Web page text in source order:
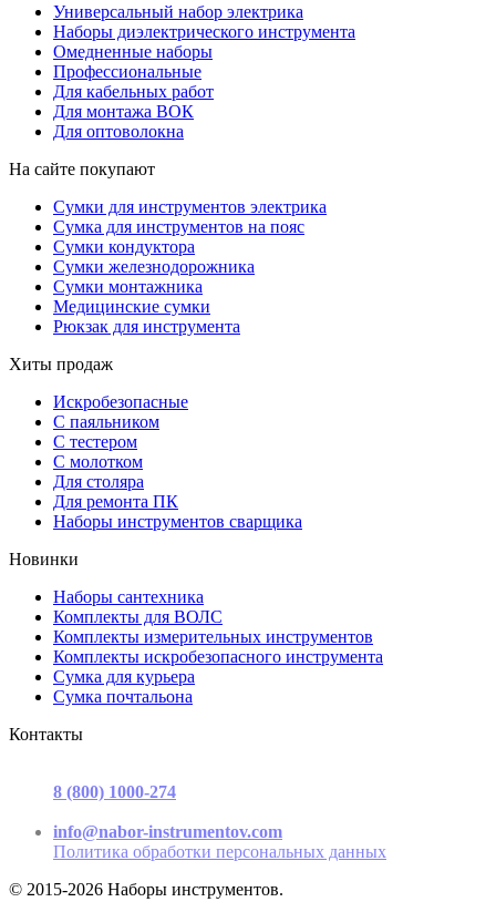
Универсальный набор электрика
Наборы диэлектрического инструмента
Омедненные наборы
Профессиональные
Для кабельных работ
Для монтажа ВОК
Для оптоволокна
На сайте покупают
Сумки для инструментов электрика
Сумка для инструментов на пояс
Сумки кондуктора
Сумки железнодорожника
Сумки монтажника
Медицинские сумки
Рюкзак для инструмента
Хиты продаж
Искробезопасные
С паяльником
С тестером
С молотком
Для столяра
Для ремонта ПК
Наборы инструментов сварщика
Новинки
Наборы сантехника
Комплекты для ВОЛС
Комплекты измерительных инструментов
Комплекты искробезопасного инструмента
Сумка для курьера
Сумка почтальона
Контакты
8 (800) 1000-274
info@nabor-instrumentov.com
Политика обработки персональных данных
© 2015-2026 Наборы инструментов.